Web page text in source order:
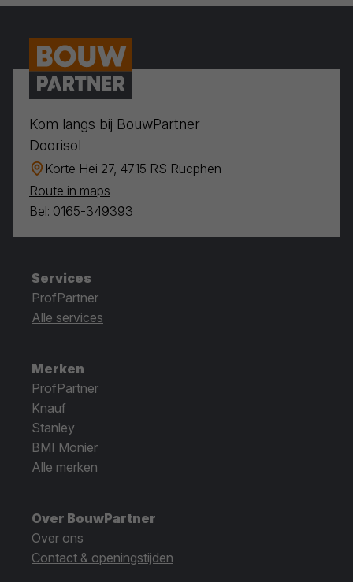
Kom langs bij BouwPartner
Doorisol
Korte Hei 27, 4715 RS Rucphen
Route in maps
Bel: 0165-349393
Services
ProfPartner
Alle services
Merken
ProfPartner
Knauf
Stanley
BMI Monier
Alle merken
Over BouwPartner
Over ons
Contact & openingstijden